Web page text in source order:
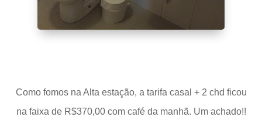
Como fomos na Alta estação, a tarifa casal + 2 chd ficou
na faixa de R$370,00 com café da manhã. Um achado!!